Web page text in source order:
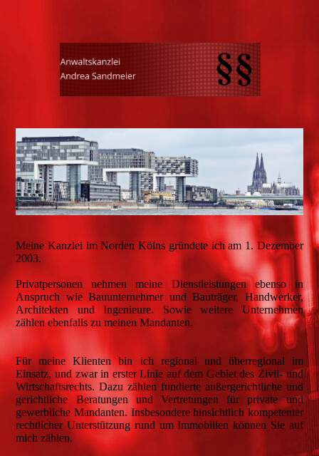
Meine Kanzlei im Norden Kölns gründete ich am 1. Dezember
2003.
Privatpersonen nehmen meine Dienstleistungen ebenso in
Anspruch wie Bauunternehmer und Bauträger, Handwerker,
Architekten und Ingenieure. Sowie weitere Unternehmen
zählen ebenfalls zu meinen Mandanten.
Für meine Klienten bin ich regional und überregional im
Einsatz, und zwar in erster Linie auf dem Gebiet des Zivil- und
Wirtschaftsrechts. Dazu zählen fundierte außergerichtliche und
gerichtliche Beratungen und Vertretungen für private und
gewerbliche Mandanten. Insbesondere hinsichtlich kompetenter
rechtlicher Unterstützung rund um Immobilien können Sie auf
mich zählen.